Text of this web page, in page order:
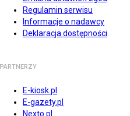
Regulamin serwisu
Informacje o nadawcy
Deklaracja dostępności
PARTNERZY
E-kiosk.pl
E-gazety.pl
Nexto.pl